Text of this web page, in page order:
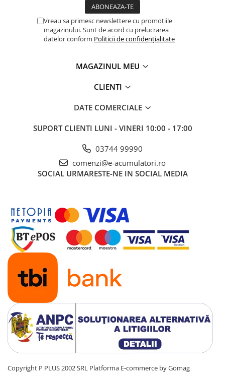
Sisteme fotovoltaice profesionale
Pachete sisteme fotovoltaice
Statii de incarcare vehicule
Prize de incarcare vehicule
Accesorii
Turbine eoliene pentru casă
Acumulatori VRLA AGM/GEL /
Tractiune / LiFePo4
Baterii si acumulatori AGM VRLA
de 6-12 V
Acumulatori Moto, ATV
GEL
AGM
Li-Ion
SLA AGM (Sealed Lead Acid)
Deep Cycle - Tractiune/Semi-
Tractiune
Marine & Caravan
APC
Sisteme de management (BMS)
Vreau sa primesc newslettere cu promoțiile
magazinului. Sunt de acord cu prelucrarea
datelor conform Politicii de confidențialitate
MAGAZINUL MEU
CLIENTI
DATE COMERCIALE
SUPORT CLIENTI LUNI - VINERI 10:00 - 17:00
03744 99990
comenzi@e-acumulatori.ro
SOCIAL URMARESTE-NE IN SOCIAL MEDIA
Copyright P PLUS 2002 SRL Platforma E-commerce by Gomag